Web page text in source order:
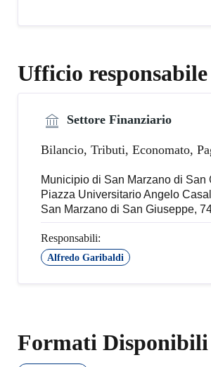
Ufficio responsabile
Settore Finanziario
Bilancio, Tributi, Economato,
Municipio di San Marzano di San
Piazza Universitario Angelo
San Marzano di San Giuseppe,
Responsabili:
Alfredo Garibaldi
Formati Disponibili